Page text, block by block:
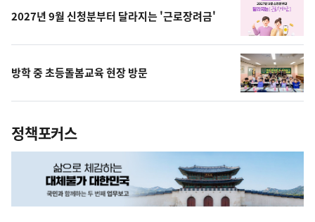
2027년 9월 신청분부터 달라지는 '근로장려금'
방학 중 초등돌봄교육 현장 방문
정책포커스